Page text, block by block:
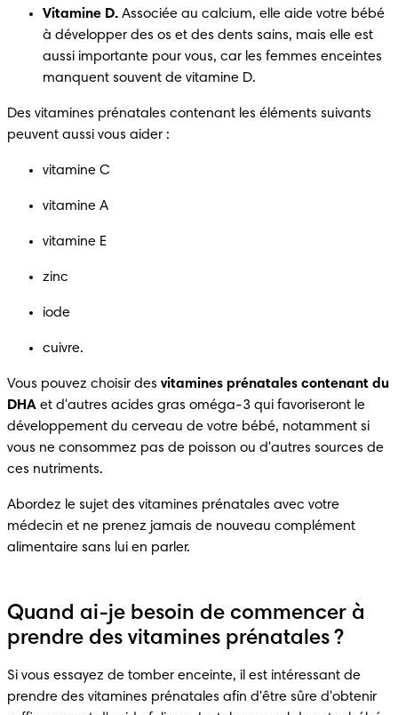
Vitamine D. Associée au calcium, elle aide votre bébé
à développer des os et des dents sains, mais elle est
aussi importante pour vous, car les femmes enceintes
manquent souvent de vitamine D.
Des vitamines prénatales contenant les éléments suivants
peuvent aussi vous aider :
vitamine C
vitamine A
vitamine E
zinc
iode
cuivre.
Vous pouvez choisir des vitamines prénatales contenant du
DHA et d'autres acides gras oméga-3 qui favoriseront le
développement du cerveau de votre bébé, notamment si
vous ne consommez pas de poisson ou d'autres sources de
ces nutriments.
Abordez le sujet des vitamines prénatales avec votre
médecin et ne prenez jamais de nouveau complément
alimentaire sans lui en parler.
Quand ai-je besoin de commencer à
prendre des vitamines prénatales ?
Si vous essayez de tomber enceinte, il est intéressant de
prendre des vitamines prénatales afin d'être sûre d'obtenir